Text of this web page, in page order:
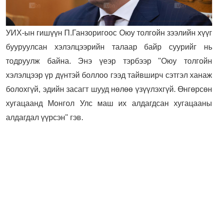
УИХ-ын гишүүн П.Ганзоригоос Оюу толгойн зээлийн хүүг
бууруулсан хэлэлцээрийн талаар байр суурийг нь
тодруулж байна. Энэ үеэр тэрбээр "Оюу толгойн
хэлэлцээр үр дүнтэй боллоо гээд тайвширч сэтгэл ханаж
болохгүй, эдийн засагт шууд нөлөө үзүүлэхгүй. Өнгөрсөн
хугацаанд Монгол Улс маш их алдагдсан хугацааны
алдагдал үүрсэн" гэв.